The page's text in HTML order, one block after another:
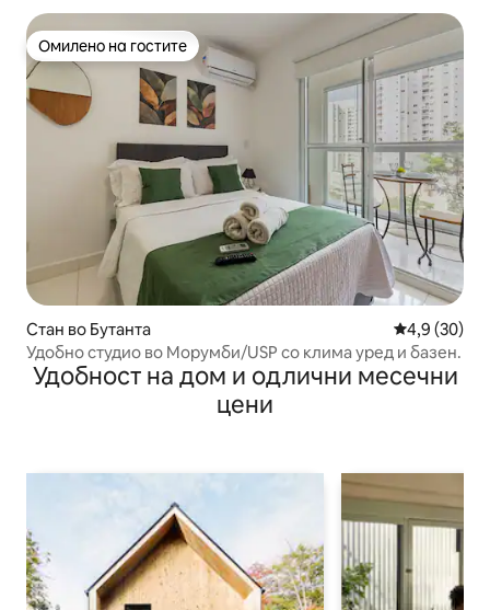
Омилено на гостите
Омилено на гостите
Стан во Бутанта Просечна
4,9 (30)
Удобно студио во Морумби/USP со клима уред и базен.
Удобност на дом и одлични месечни
цени